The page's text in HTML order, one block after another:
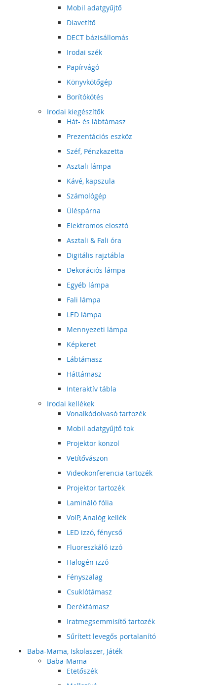
Mobil adatgyűjtő
Diavetítő
DECT bázisállomás
Irodai szék
Papírvágó
Könyvkötőgép
Borítókötés
Irodai kiegészítők
Hát- és lábtámasz
Prezentációs eszköz
Széf, Pénzkazetta
Asztali lámpa
Kávé, kapszula
Számológép
Üléspárna
Elektromos elosztó
Asztali & Fali óra
Digitális rajztábla
Dekorációs lámpa
Egyéb lámpa
Fali lámpa
LED lámpa
Mennyezeti lámpa
Képkeret
Lábtámasz
Háttámasz
Interaktív tábla
Irodai kellékek
Vonalkódolvasó tartozék
Mobil adatgyűjtő tok
Projektor konzol
Vetítővászon
Videokonferencia tartozék
Projektor tartozék
Lamináló fólia
VoIP, Analóg kellék
LED izzó, fénycső
Fluoreszkáló izzó
Halogén izzó
Fényszalag
Csuklótámasz
Deréktámasz
Iratmegsemmisítő tartozék
Sűrített levegős portalanító
Baba-Mama, Iskolaszer, Játék
Baba-Mama
Etetőszék